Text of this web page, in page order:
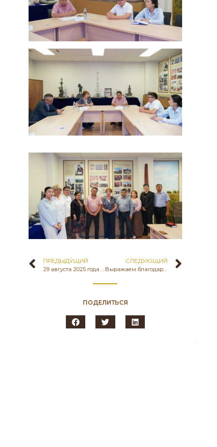
ПРЕДЫДУ́ЩИЙ
29 августа 2025 года в Государственном историко-культурном музее-заповеднике «БОЗОҚ» состоялось расширенное заседание УЧЕНОГО СОВЕТА по вопросам реализации проекта согласно научной составляющей концепции историко-культурного, архитектурного проекта ,, Создание Национального парка под открытым небом на основе археологических раскопок древнего городища Бозоқ’’.
СЛЕДУЮЩИЙ
Выражаем благодарность издательскому дому «Фолиант»
ПОДЕЛИТЬСЯ